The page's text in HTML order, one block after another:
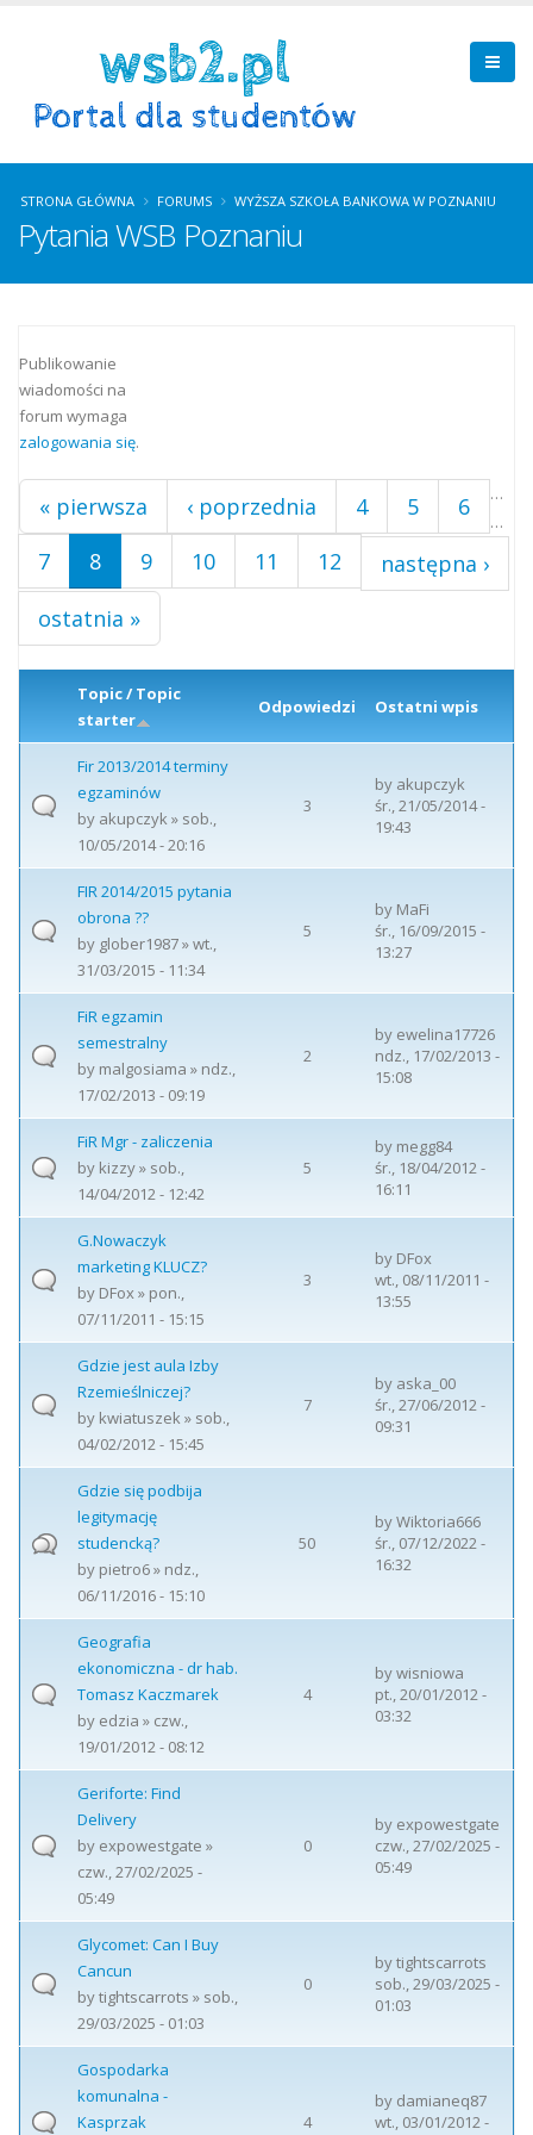
STRONA GŁÓWNA FORUMS WYŻSZA SZKOŁA BANKOWA W POZNANIU
Pytania WSB Poznaniu
Publikowanie
wiadomości na
forum wymaga
zalogowania się.
Strony
« pierwsza ‹ poprzednia …
4 5
6
7
8 9 10 11 12
…
następna ›
ostatnia »
Topic / Topic
starter
Odpowiedzi Ostatni wpis
Fir 2013/2014 terminy
egzaminów
by akupczyk» sob.,
10/05/2014 - 20:16
3
by akupczyk
śr., 21/05/2014 -
19:43
FIR 2014/2015 pytania
obrona ??
by glober1987» wt.,
31/03/2015 - 11:34
5
by MaFi
śr., 16/09/2015 -
13:27
FiR egzamin
semestralny
by malgosiama » ndz.,
17/02/2013 - 09:19
2
by ewelina17726
ndz., 17/02/2013 -
15:08
FiR Mgr - zaliczenia
by kizzy» sob.,
14/04/2012 - 12:42
5
by megg84
śr., 18/04/2012 -
16:11
G.Nowaczyk
marketing KLUCZ?
by DFox» pon.,
07/11/2011 - 15:15
3
by DFox
wt., 08/11/2011 -
13:55
Gdzie jest aula Izby
Rzemieślniczej?
by kwiatuszek» sob.,
04/02/2012 - 15:45
7
by aska_00
śr., 27/06/2012 -
09:31
Gdzie się podbija
legitymację
studencką?
by pietro6» ndz.,
06/11/2016 - 15:10
50
byWiktoria666
śr., 07/12/2022 -
16:32
Geografia
ekonomiczna - dr hab.
Tomasz Kaczmarek
by edzia » czw.,
19/01/2012 - 08:12
4
bywisniowa
pt., 20/01/2012 -
03:32
Geriforte: Find
Delivery
by expowestgate »
czw., 27/02/2025 -
05:49
0
by expowestgate
czw., 27/02/2025 -
05:49
Glycomet: Can I Buy
Cancun
bytightscarrots » sob.,
29/03/2025 - 01:03
0
bytightscarrots
sob., 29/03/2025 -
01:03
Gospodarka
komunalna -
Kasprzak
4
by damianeq87
wt., 03/01/2012 -